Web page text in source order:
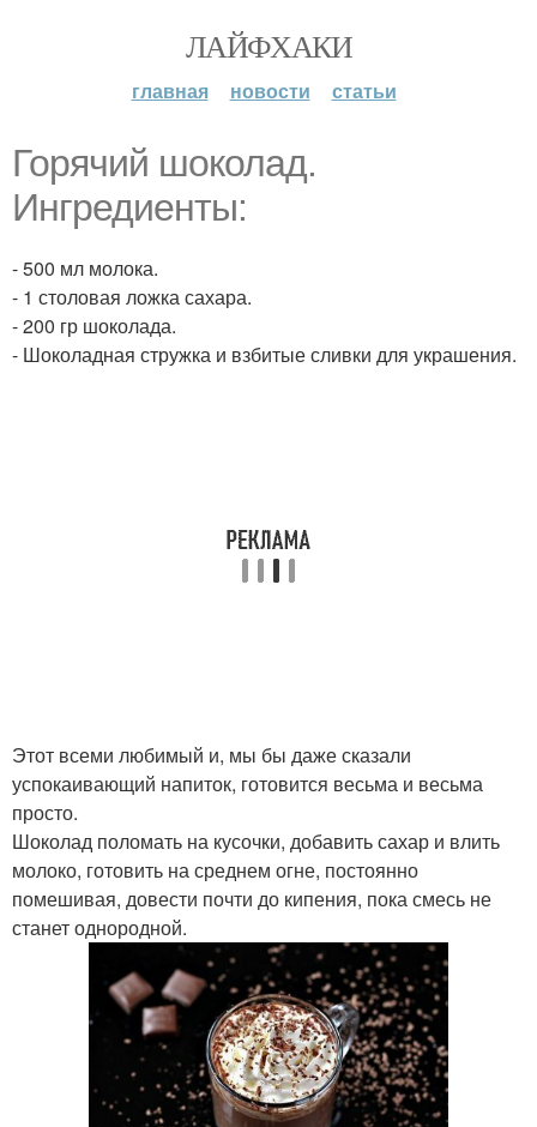
ЛАЙФХАКИ
главная новости статьи
Горячий шоколад.
Ингредиенты:
- 500 мл молока.
- 1 столовая ложка сахара.
- 200 гр шоколада.
- Шоколадная стружка и взбитые сливки для украшения.
Этот всеми любимый и, мы бы даже сказали
успокаивающий напиток, готовится весьма и весьма
просто.
Шоколад поломать на кусочки, добавить сахар и влить
молоко, готовить на среднем огне, постоянно
помешивая, довести почти до кипения, пока смесь не
станет однородной.